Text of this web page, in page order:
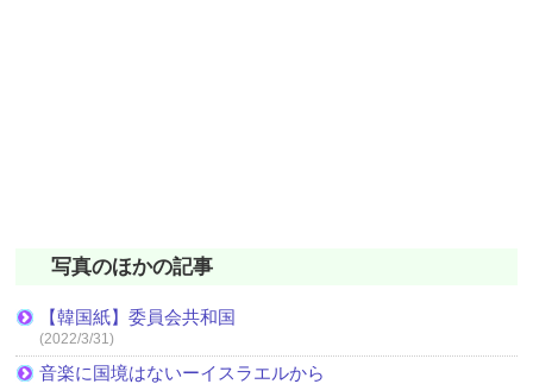
写真のほかの記事
【韓国紙】委員会共和国
(2022/3/31)
音楽に国境はないーイスラエルから